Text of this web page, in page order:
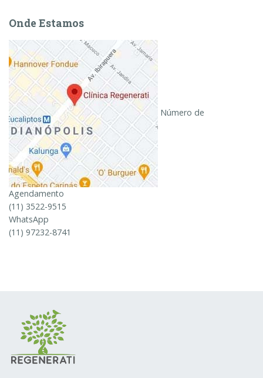
Onde Estamos
Número de
Agendamento
(11) 3522-9515
WhatsApp
(11) 97232-8741